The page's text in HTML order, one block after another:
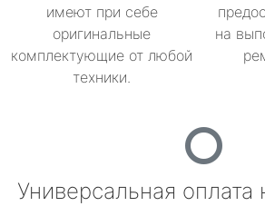
имеют при себе
оригинальные
комплектующие от любой
техники.
на
Универсальная оплата